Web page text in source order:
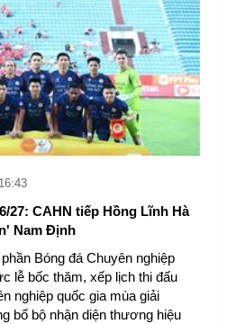
27: CAHN tiếp Hồng Lĩnh Hà
Nam Định
Bóng đá Chuyên nghiệp
lễ bốc thăm, xếp lịch thi đấu
nghiệp quốc gia mùa giải
bố bộ nhận diện thương hiệu